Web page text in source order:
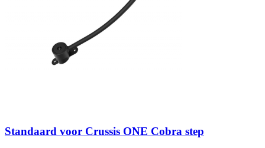
Standaard voor Crussis ONE Cobra step